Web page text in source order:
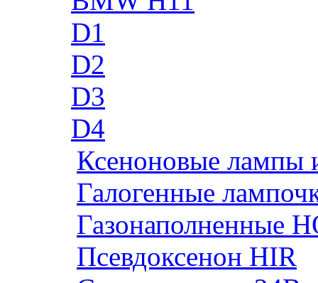
D1
D2
D3
D4
Ксеноновые лампы
Галогенные
Газонаполненные
Псевдоксенон HIR